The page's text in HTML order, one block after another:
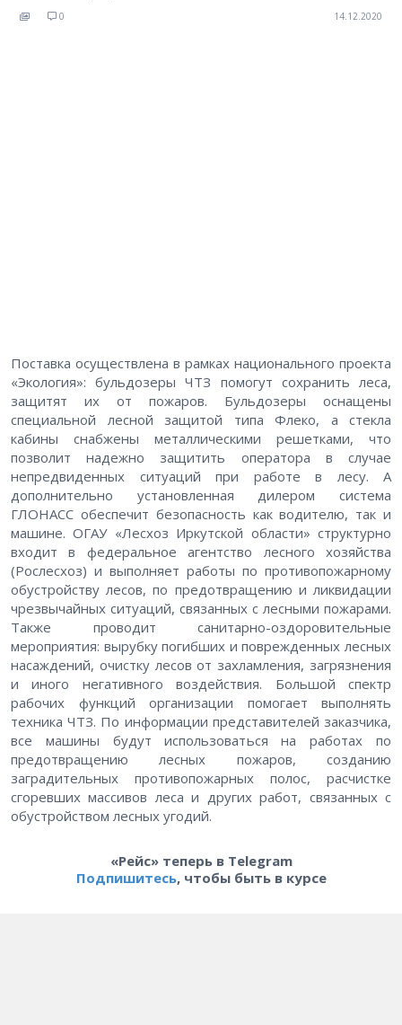
0 14.12.2020
Поставка осуществлена в рамках национального проекта
«Экология»: бульдозеры ЧТЗ помогут сохранить леса,
защитят их от пожаров. Бульдозеры оснащены
специальной лесной защитой типа Флеко, а стекла
кабины снабжены металлическими решетками, что
позволит надежно защитить оператора в случае
непредвиденных ситуаций при работе в лесу. А
дополнительно установленная дилером система
ГЛОНАСС обеспечит безопасность как водителю, так и
машине. ОГАУ «Лесхоз Иркутской области» структурно
входит в федеральное агентство лесного хозяйства
(Рослесхоз) и выполняет работы по противопожарному
обустройству лесов, по предотвращению и ликвидации
чрезвычайных ситуаций, связанных с лесными пожарами.
Также проводит санитарно-оздоровительные
мероприятия: вырубку погибших и поврежденных лесных
насаждений, очистку лесов от захламления, загрязнения
и иного негативного воздействия. Большой спектр
рабочих функций организации помогает выполнять
техника ЧТЗ. По информации представителей заказчика,
все машины будут использоваться на работах по
предотвращению лесных пожаров, созданию
заградительных противопожарных полос, расчистке
сгоревших массивов леса и других работ, связанных с
обустройством лесных угодий.
«Рейс» теперь в Telegram
Подпишитесь, чтобы быть в курсе